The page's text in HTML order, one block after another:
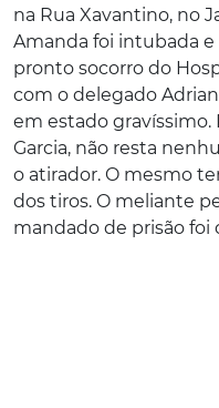
na Rua Xavantino, no
Amanda foi intubada
pronto socorro do
com o delegado
em estado gravíssimo.
Garcia, não resta
o atirador. O mesmo
dos tiros. O meliante
mandado de prisão